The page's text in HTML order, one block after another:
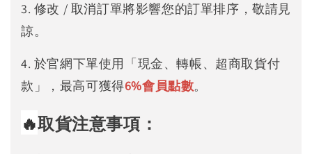
3. 修改 / 取消訂單將影響您的訂單排序，敬請見
諒。
4. 於官網下單使用「現金、轉帳、超商取貨付
款」，最高可獲得6%會員點數。
🔥取貨注意事項：